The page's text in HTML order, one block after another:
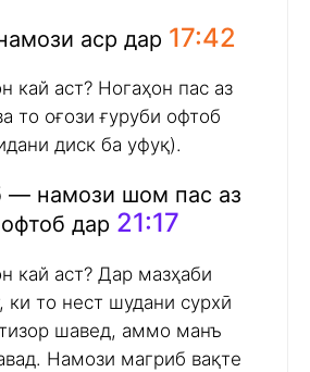
аср дар 17:42
кай аст? Ногаҳон пас аз
то оғози ғуруби офтоб
диск ба уфуқ).
— намози шом пас аз
дар 21:17
кай аст? Дар мазҳаби
ки то нест шудани сурхӣ
шавед, аммо манъ
Намози магриб вақте